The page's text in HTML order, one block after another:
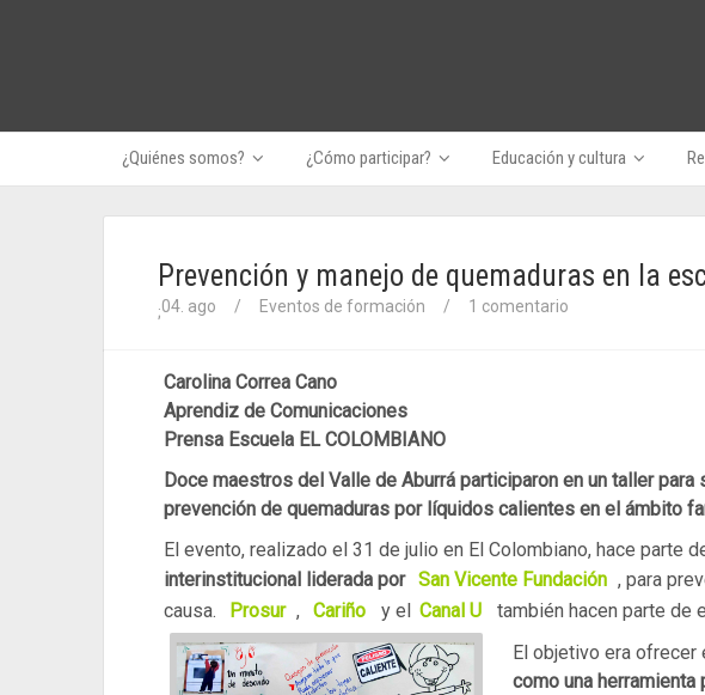
¿Quiénes somos? ¿Cómo participar? Educación y cultura
Prevención y manejo de quemaduras en la
;04. ago / Eventos de formación / 1 comentario
Carolina Correa Cano
Aprendiz de Comunicaciones
Prensa Escuela EL COLOMBIANO
Doce maestros del Valle de Aburrá participaron en un taller
prevención de quemaduras por líquidos calientes en el ámbito
El evento, realizado el 31 de julio en El Colombiano, hace parte
interinstitucional liderada por San Vicente Fundación , para
causa.
Prosur , Cariño y el Canal U
también hacen parte de
El objetivo era ofrecer
como una